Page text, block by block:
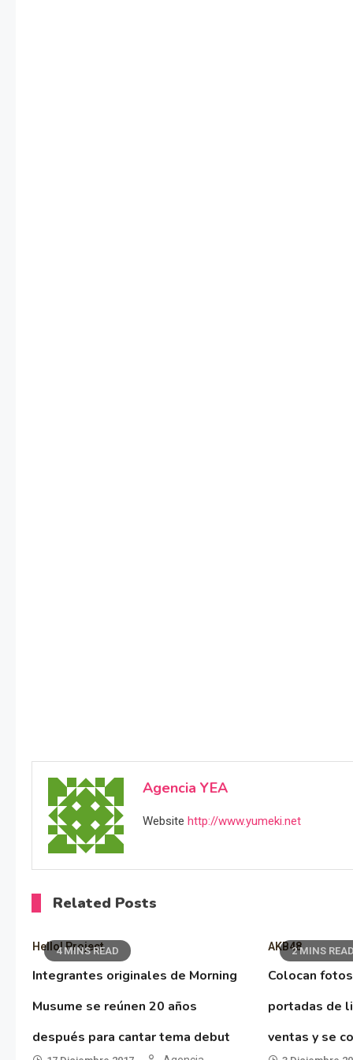
Agencia YEA
Website http://www.yumeki.net
Related Posts
4 MINS READ
Hello! Project
Integrantes originales de Morning
Musume se reúnen 20 años
después para cantar tema debut
2 MINS READ
AKB48
Colocan
portadas de
ventas y se